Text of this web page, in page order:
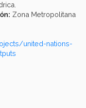
Zona Metropolitana
united-nations-